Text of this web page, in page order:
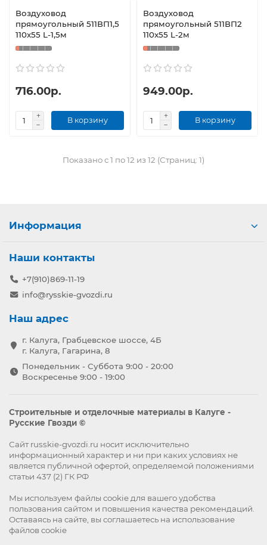
Воздуховод
прямоугольный 511ВП1,5
110x55 L-1,5м
716.00р.
В корзину
Воздуховод
прямоугольный 511ВП2
110x55 L-2м
949.00р.
В корзину
Показано с 1 по 12 из 12 (Страниц: 1)
Информация
Наши контакты
+7(910)869-11-19
info@rysskie-gvozdi.ru
Наш адрес
г. Калуга, Грабцевское шоссе, 4Б
г. Калуга, Гагарина, 8
Понедельник - Суббота 9:00 - 20:00
Воскресенье 9:00 - 19:00
Строительные и отделочные материалы в Калуге -
Русские Гвозди ©
Сайт russkie-gvozdi.ru носит исключительно
информационный характер и ни при каких условиях не
является публичной офертой, определяемой положениями
статьи 437 (2) ГК РФ
Мы используем файлы cookie для вашего удобства
пользования сайтом и повышения качества рекомендаций.
Оставаясь на сайте, вы соглашаетесь на использование
файлов cookie